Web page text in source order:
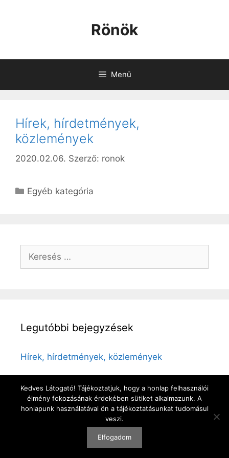
Rönök
Menü
Hírek, hírdetmények,
közlemények
2020.02.06. Szerző: ronok
Kategória
Egyéb kategória
Keresés:
Legutóbbi bejegyzések
Hírek, hírdetmények, közlemények
© 2026 Rönök• KészültGeneratePress
Kedves Látogató! Tájékoztatjuk, hogy a honlap felhasználói
élmény fokozásának érdekében sütiket alkalmazunk. A
honlapunk használatával ön a tájékoztatásunkat tudomásul
veszi.
Elfogadom